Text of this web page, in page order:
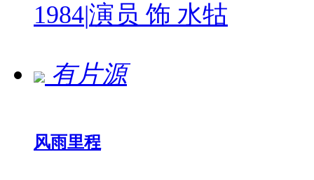
1984|演员 饰 水牯
有片源
风雨里程